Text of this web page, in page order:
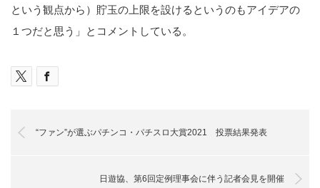
という観点から）貯玉の上限を設けるというのもアイデアの
１つだと思う」とコメントしている。
“ファン”が選ぶパチンコ・パチスロ大賞2021 投票結果発表
日遊協、第6回定例理事会に伴う記者会見を開催